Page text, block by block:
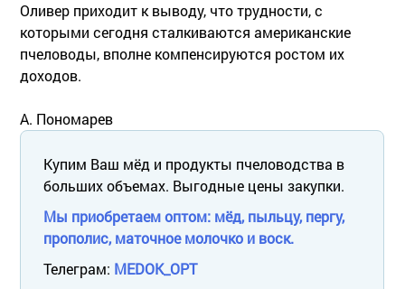
Оливер приходит к выводу, что трудности, с
которыми сегодня сталкиваются американские
пчеловоды, вполне компенсируются ростом их
доходов.
А. Пономарев
Купим Ваш мёд и продукты пчеловодства в
больших объемах. Выгодные цены закупки.
Мы приобретаем оптом: мёд, пыльцу, пергу,
прополис, маточное молочко и воск.
Телеграм: MEDOK_OPT